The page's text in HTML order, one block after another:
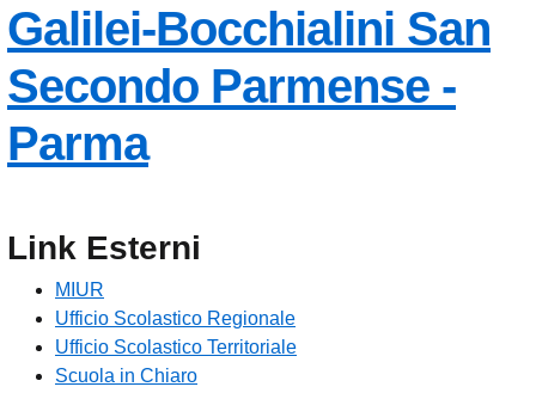
Galilei-Bocchialini San
Secondo Parmense -
Parma— Visita la
Link Esterni
MIUR
Ufficio Scolastico Regionale
Ufficio Scolastico Territoriale
Scuola in Chiaro